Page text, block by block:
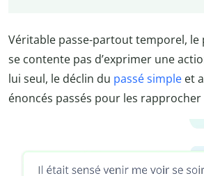
Véritable passe-partout temporel, le
se contente pas d’exprimer une
lui seul, le déclin du passé simple et
énoncés passés pour les